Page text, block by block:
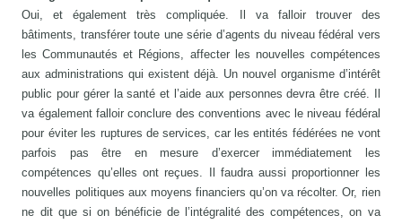
Oui, et également très compliquée. Il va falloir trouver des
bâtiments, transférer toute une série d’agents du niveau fédéral vers
les Communautés et Régions, affecter les nouvelles compétences
aux administrations qui existent déjà. Un nouvel organisme d’intérêt
public pour gérer la santé et l’aide aux personnes devra être créé. Il
va également falloir conclure des conventions avec le niveau fédéral
pour éviter les ruptures de services, car les entités fédérées ne vont
parfois pas être en mesure d’exercer immédiatement les
compétences qu’elles ont reçues. Il faudra aussi proportionner les
nouvelles politiques aux moyens financiers qu’on va récolter. Or, rien
ne dit que si on bénéficie de l’intégralité des compétences, on va